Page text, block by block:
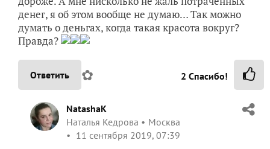
NatashaK
Наталья Кедрова
Москва
11 сентября 2019, 07:39
Полностью согласна! Такая красота просто не
может ассоциироваться с затратами на ее
любование… Здесь, по моему мнению, вообще
такие аналогии неуместны… Еще раз
прогулялась по этому прекрасному месту —
новые уголки для себя открыла